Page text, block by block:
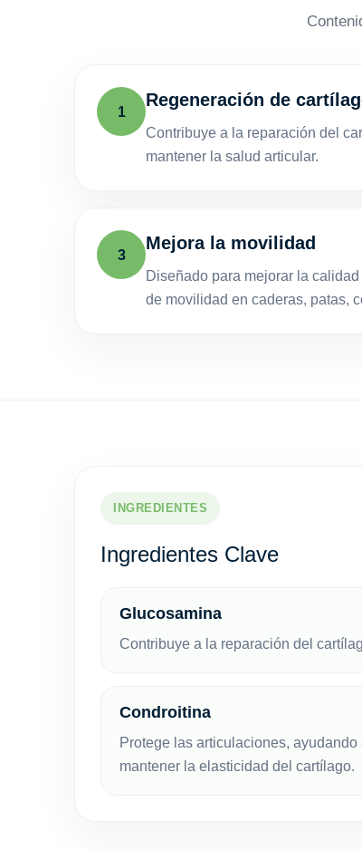
1
Regeneración de
Contribuye a la reparación del
mantener la salud articular.
3
Mejora la movilidad
Diseñado para mejorar la
de movilidad en caderas, patas,
INGREDIENTES
Ingredientes Clave
Glucosamina
Contribuye a la reparación del
Condroitina
Protege las articulaciones,
mantener la elasticidad del cartílago.